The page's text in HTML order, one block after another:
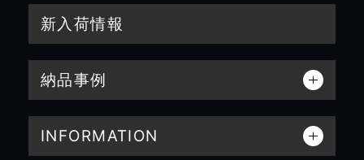
新入荷情報
納品事例
INFORMATION